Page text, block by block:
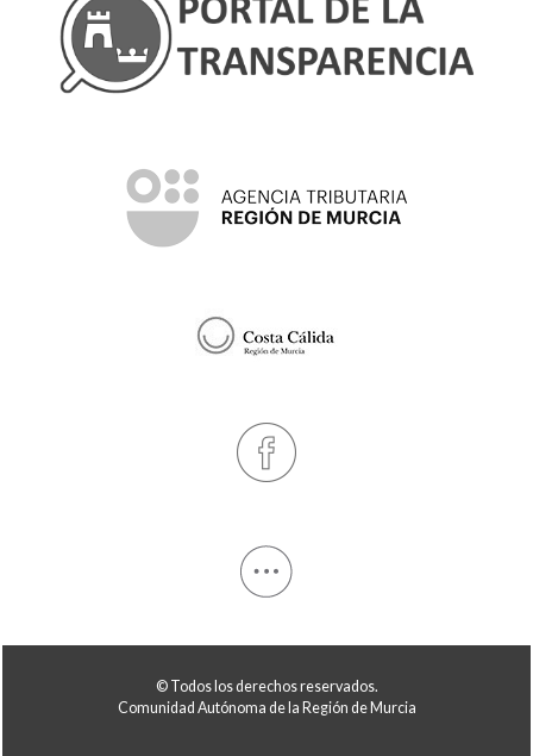
© Todos los derechos reservados.
Comunidad Autónoma de la Región de Murcia